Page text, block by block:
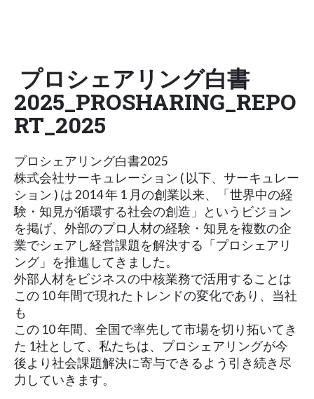
プロシェアリング白書
2025_PROSHARING_REPO
RT_2025
プロシェアリング白書2025
株式会社サーキュレーション ( 以下、サーキュレー
ション ) は 2014 年 1 月の創業以来、「世界中の経
験・知見が循環する社会の創造」というビジョン
を掲げ、外部のプロ人材の経験・知見を複数の企
業でシェアし経営課題を解決する「プロシェアリ
ング」を推進してきました。
外部人材をビジネスの中核業務で活用することは
この 10 年間で現れたトレンドの変化であり、当社
も
この 10 年間、全国で率先して市場を切り拓いてき
た 1社として、私たちは、プロシェアリングが今
後より社会課題解決に寄与できるよう引き続き尽
力していきます。